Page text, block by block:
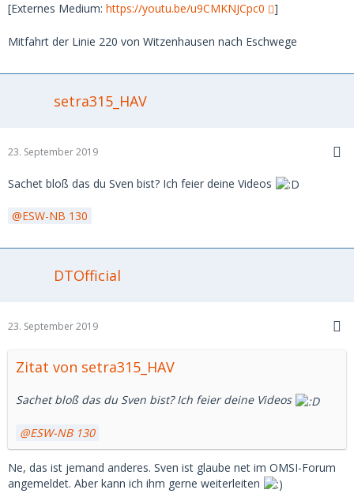
[Externes Medium: https://youtu.be/u9CMKNJCpc0 ]
Mitfahrt der Linie 220 von Witzenhausen nach Eschwege
setra315_HAV
23. September 2019
Sachet bloß das du Sven bist? Ich feier deine Videos
ESW-NB 130
DTOfficial
23. September 2019
Zitat von setra315_HAV
Sachet bloß das du Sven bist? Ich feier deine Videos
ESW-NB 130
Ne, das ist jemand anderes. Sven ist glaube net im OMSI-Forum
angemeldet. Aber kann ich ihm gerne weiterleiten